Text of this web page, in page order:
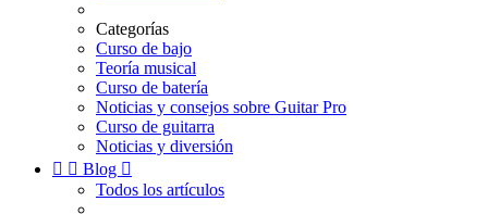
Categorías
Curso de bajo
Teoría musical
Curso de batería
Noticias y consejos sobre Guitar Pro
Curso de guitarra
Noticias y diversión
  Blog 
Todos los artículos